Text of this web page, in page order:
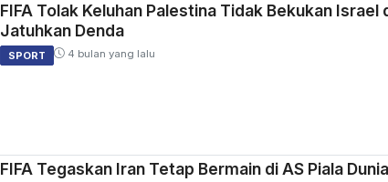
FIFA Tolak Keluhan Palestina Tidak Bekukan Israel
Jatuhkan Denda
SPORT 4 bulan yang lalu
FIFA Tegaskan Iran Tetap Bermain di AS Piala